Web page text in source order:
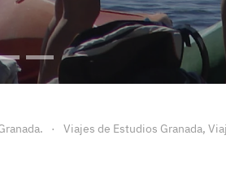
de Curso Granada
Fin de Curso Malaga
Viaje fin de curso a Cazorla
Viajes Fin de curso Andalucia
Viajes de Estudios Granada,